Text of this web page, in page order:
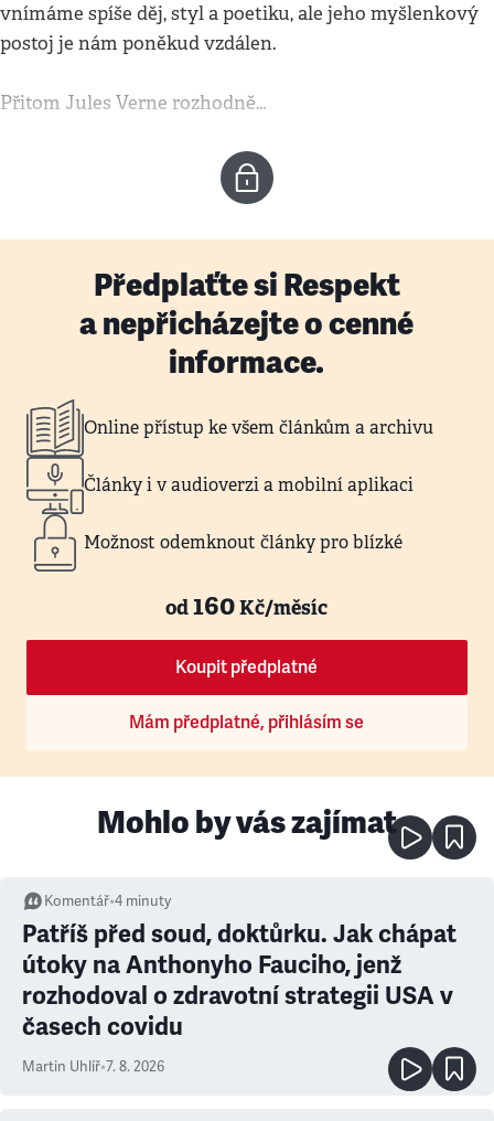
vnímáme spíše děj, styl a poetiku, ale jeho myšlenkový
postoj je nám poněkud vzdálen.
Přitom Jules Verne rozhodně…
Předplaťte si Respekt
a nepřicházejte o cenné
informace.
Online přístup ke všem článkům a archivu
Články i v audioverzi a mobilní aplikaci
Možnost odemknout články pro blízké
od160Kč/měsíc
Koupit předplatné
Mám předplatné, přihlásím se
Mohlo by vás zajímat
Komentář•4 minuty
Patříš před soud, doktůrku. Jak chápat
útoky na Anthonyho Fauciho, jenž
rozhodoval o zdravotní strategii USA v
časech covidu
Martin Uhlíř•7. 8. 2026